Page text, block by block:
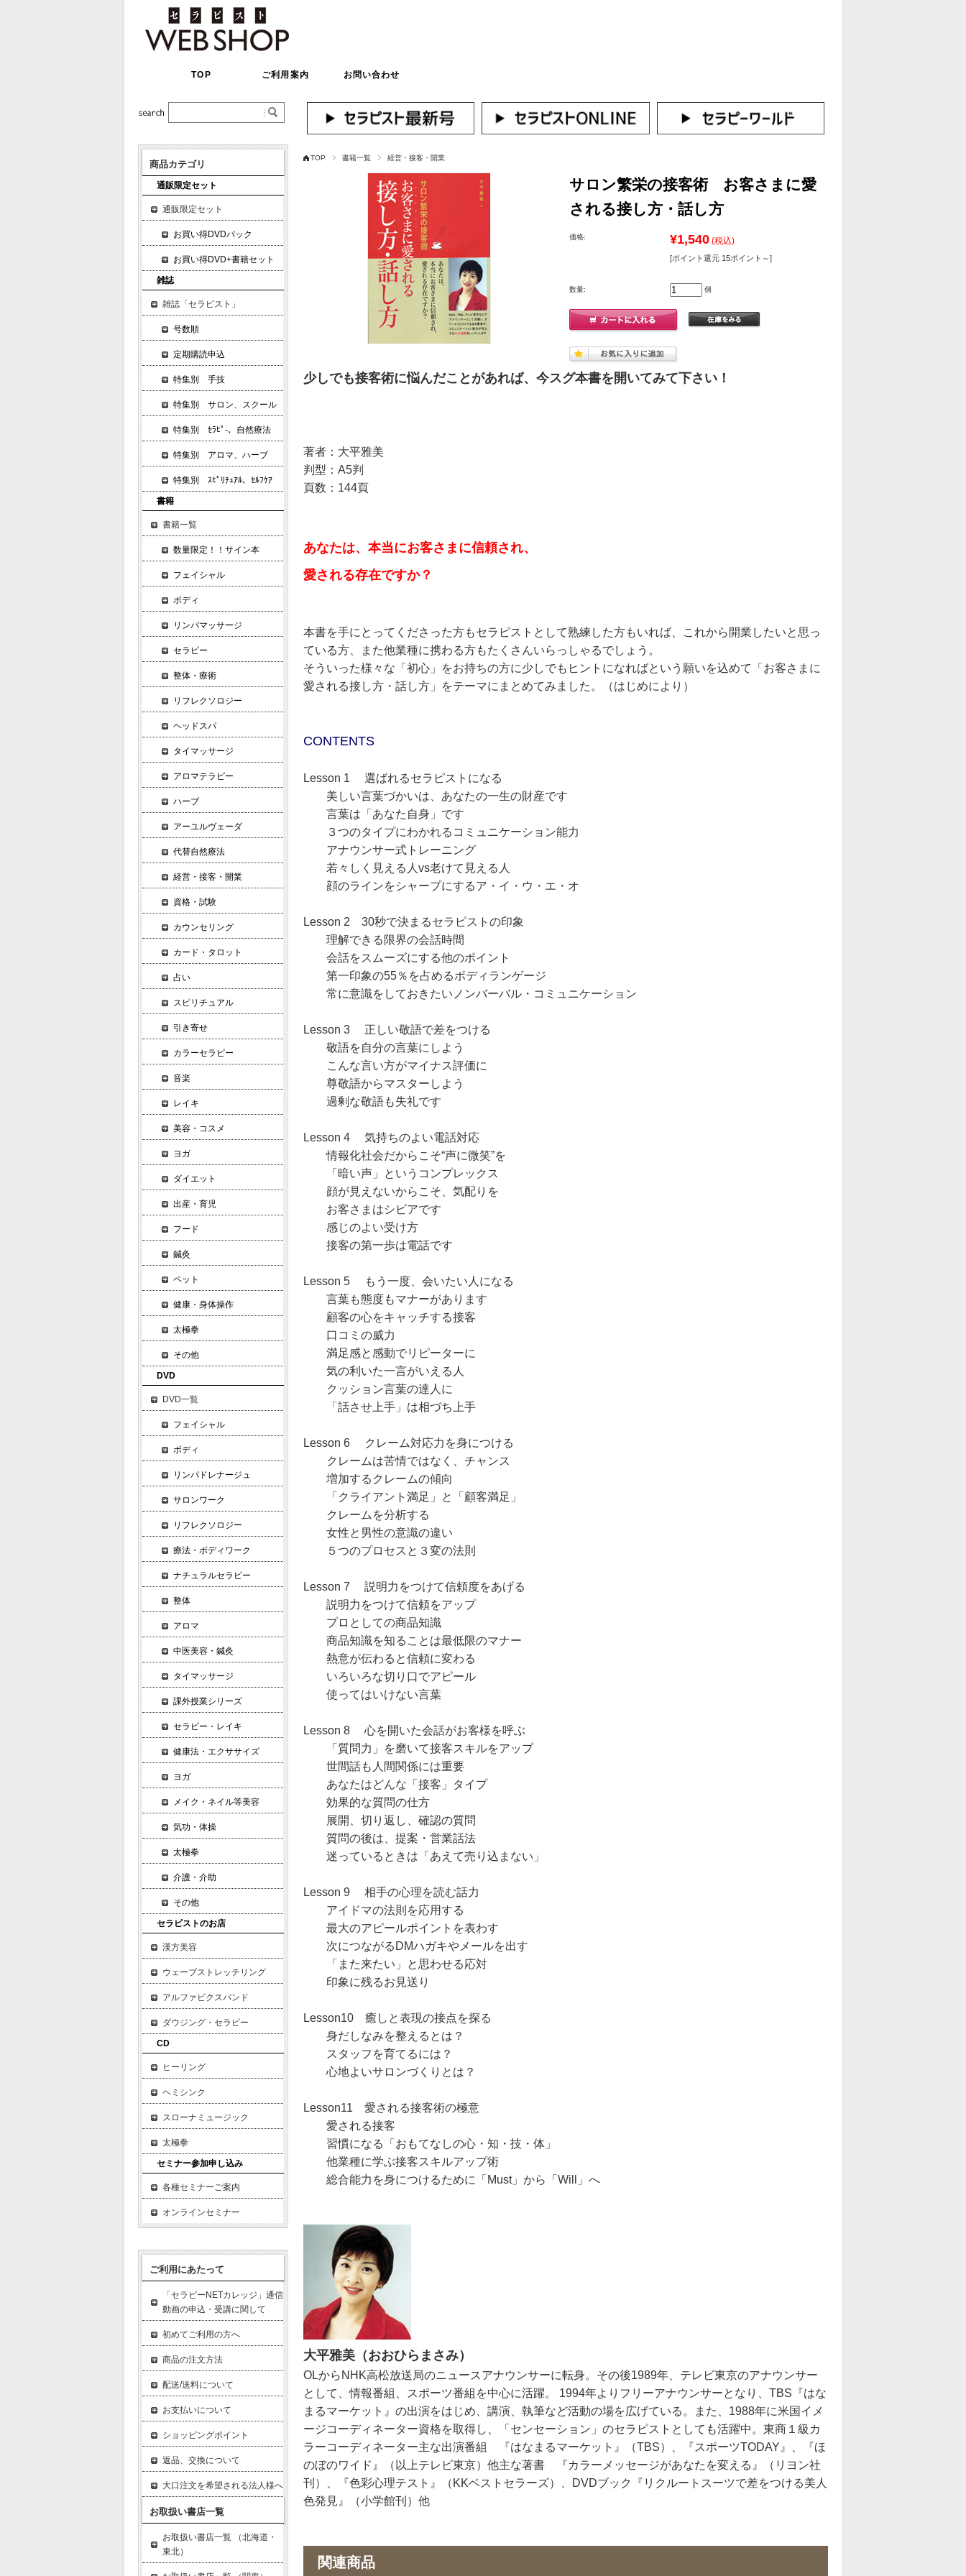
TOP ご利用案内 お問い合わせ
TOP 書籍一覧 経営・接客・開業
サロン繁栄の接客術 お客さまに愛
される接し方・話し方
価格: ¥1,540 (税込)
[ポイント還元 15ポイント～]
数量: 個
少しでも接客術に悩んだことがあれば、今スグ本書を開いてみて下さい！
著者：大平雅美
判型：A5判
頁数：144頁
あなたは、本当にお客さまに信頼され、
愛される存在ですか？
本書を手にとってくださった方もセラピストとして熟練した方もいれば、これから開業したいと思っ
ている方、また他業種に携わる方もたくさんいらっしゃるでしょう。
そういった様々な「初心」をお持ちの方に少しでもヒントになればという願いを込めて「お客さまに
愛される接し方・話し方」をテーマにまとめてみました。（はじめにより）
CONTENTS
Lesson 1 選ばれるセラピストになる
美しい言葉づかいは、あなたの一生の財産です
言葉は「あなた自身」です
３つのタイプにわかれるコミュニケーション能力
アナウンサー式トレーニング
若々しく見える人vs老けて見える人
顔のラインをシャープにするア・イ・ウ・エ・オ
Lesson 2 30秒で決まるセラピストの印象
理解できる限界の会話時間
会話をスムーズにする他のポイント
第一印象の55％を占めるボディランゲージ
常に意識をしておきたいノンバーバル・コミュニケーション
Lesson 3 正しい敬語で差をつける
敬語を自分の言葉にしよう
こんな言い方がマイナス評価に
尊敬語からマスターしよう
過剰な敬語も失礼です
Lesson 4 気持ちのよい電話対応
情報化社会だからこそ“声に微笑”を
「暗い声」というコンプレックス
顔が見えないからこそ、気配りを
お客さまはシビアです
感じのよい受け方
接客の第一歩は電話です
Lesson 5 もう一度、会いたい人になる
言葉も態度もマナーがあります
顧客の心をキャッチする接客
口コミの威力
満足感と感動でリピーターに
気の利いた一言がいえる人
クッション言葉の達人に
「話させ上手」は相づち上手
Lesson 6 クレーム対応力を身につける
クレームは苦情ではなく、チャンス
増加するクレームの傾向
「クライアント満足」と「顧客満足」
クレームを分析する
女性と男性の意識の違い
５つのプロセスと３変の法則
Lesson 7 説明力をつけて信頼度をあげる
説明力をつけて信頼をアップ
プロとしての商品知識
商品知識を知ることは最低限のマナー
熱意が伝わると信頼に変わる
いろいろな切り口でアピール
使ってはいけない言葉
Lesson 8 心を開いた会話がお客様を呼ぶ
「質問力」を磨いて接客スキルをアップ
世間話も人間関係には重要
あなたはどんな「接客」タイプ
効果的な質問の仕方
展開、切り返し、確認の質問
質問の後は、提案・営業話法
迷っているときは「あえて売り込まない」
Lesson 9 相手の心理を読む話力
アイドマの法則を応用する
最大のアピールポイントを表わす
次につながるDMハガキやメールを出す
「また来たい」と思わせる応対
印象に残るお見送り
Lesson10 癒しと表現の接点を探る
身だしなみを整えるとは？
スタッフを育てるには？
心地よいサロンづくりとは？
Lesson11 愛される接客術の極意
愛される接客
習慣になる「おもてなしの心・知・技・体」
他業種に学ぶ接客スキルアップ術
総合能力を身につけるために「Must」から「Will」へ
大平雅美（おおひらまさみ）
OLからNHK高松放送局のニュースアナウンサーに転身。その後1989年、テレビ東京のアナウンサー
として、情報番組、スポーツ番組を中心に活躍。 1994年よりフリーアナウンサーとなり、TBS『はな
まるマーケット』の出演をはじめ、講演、執筆など活動の場を広げている。また、1988年に米国イメ
ージコーディネーター資格を取得し、「センセーション」のセラピストとしても活躍中。東商１級カ
ラーコーディネーター主な出演番組 『はなまるマーケット』（TBS）、『スポーツTODAY』、『ほ
のぼのワイド』（以上テレビ東京）他主な著書 『カラーメッセージがあなたを変える』（リヨン社
刊）、『色彩心理テスト』（KKベストセラーズ）、DVDブック『リクルートスーツで差をつける美人
色発見』（小学館刊）他
関連商品
商品カテゴリ
通販限定セット
通販限定セット
お買い得DVDパック
お買い得DVD+書籍セット
雑誌
雑誌「セラピスト」
号数順
定期購読申込
特集別 手技
特集別 サロン、スクール
特集別 ｾﾗﾋﾟ-、自然療法
特集別 アロマ、ハーブ
特集別 ｽﾋﾟﾘﾁｭｱﾙ、ｾﾙﾌｹｱ
書籍
書籍一覧
数量限定！！サイン本
フェイシャル
ボディ
リンパマッサージ
セラピー
整体・療術
リフレクソロジー
ヘッドスパ
タイマッサージ
アロマテラピー
ハーブ
アーユルヴェーダ
代替自然療法
経営・接客・開業
資格・試験
カウンセリング
カード・タロット
占い
スピリチュアル
引き寄せ
カラーセラピー
音楽
レイキ
美容・コスメ
ヨガ
ダイエット
出産・育児
フード
鍼灸
ペット
健康・身体操作
太極拳
その他
DVD
DVD一覧
フェイシャル
ボディ
リンパドレナージュ
サロンワーク
リフレクソロジー
療法・ボディワーク
ナチュラルセラピー
整体
アロマ
中医美容・鍼灸
タイマッサージ
課外授業シリーズ
セラピー・レイキ
健康法・エクササイズ
ヨガ
メイク・ネイル等美容
気功・体操
太極拳
介護・介助
その他
セラピストのお店
漢方美容
ウェーブストレッチリング
アルファビクスバンド
ダウジング・セラピー
CD
ヒーリング
ヘミシンク
スローナミュージック
太極拳
セミナー参加申し込み
各種セミナーご案内
オンラインセミナー
ご利用にあたって
「セラピーNETカレッジ」通信
動画の申込・受講に関して
初めてご利用の方へ
商品の注文方法
配送/送料について
お支払いについて
ショッピングポイント
返品、交換について
大口注文を希望される法人様へ
お取扱い書店一覧
お取扱い書店一覧 （北海道・
東北）